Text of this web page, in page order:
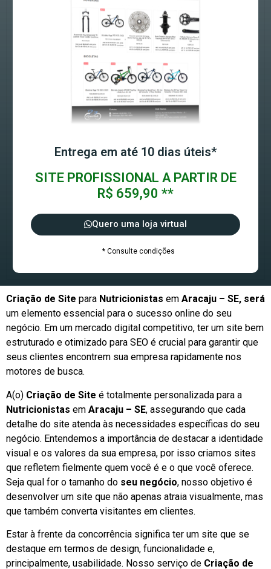
Entrega em até 10 dias úteis*
SITE PROFISSIONAL A PARTIR DE
R$ 659,90 **
Quero uma loja virtual
* Consulte condições
Criação de Site para Nutricionistas em Aracaju – SE, será
um elemento essencial para o sucesso online do seu
negócio. Em um mercado digital competitivo, ter um site bem
estruturado e otimizado para SEO é crucial para garantir que
seus clientes encontrem sua empresa rapidamente nos
motores de busca.
A(o) Criação de Site é totalmente personalizada para a
Nutricionistas em Aracaju – SE, assegurando que cada
detalhe do site atenda às necessidades específicas do seu
negócio. Entendemos a importância de destacar a identidade
visual e os valores da sua empresa, por isso criamos sites
que refletem fielmente quem você é e o que você oferece.
Seja qual for o tamanho do seu negócio, nosso objetivo é
desenvolver um site que não apenas atraia visualmente, mas
que também converta visitantes em clientes.
Estar à frente da concorrência significa ter um site que se
destaque em termos de design, funcionalidade e,
principalmente, usabilidade. Nosso serviço de Criação de